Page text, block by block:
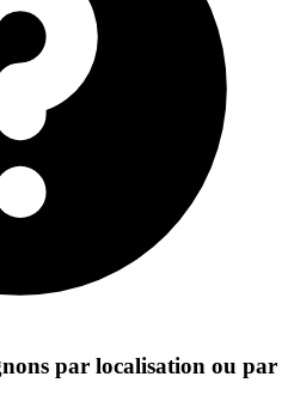
par localisation ou par